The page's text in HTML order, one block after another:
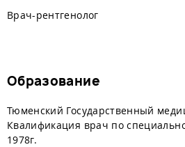
Врач-рентгенолог
Образование
Тюменский Государственный
Квалификация врач по
1978г.